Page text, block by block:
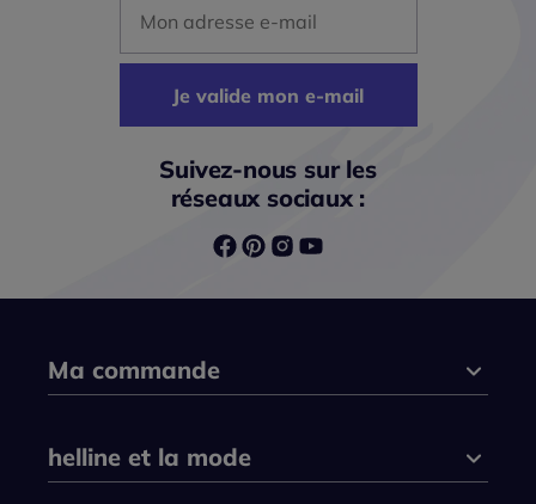
Je valide mon e-mail
Suivez-nous sur les
réseaux sociaux :
Ma commande
helline et la mode